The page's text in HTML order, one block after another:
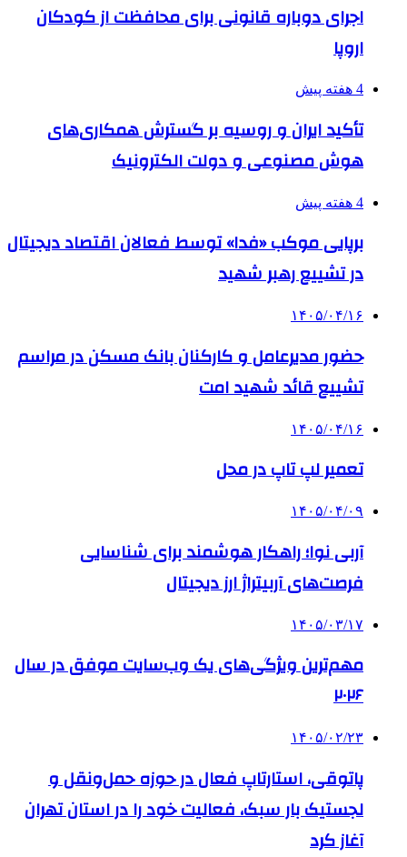
اجرای دوباره قانونی برای محافظت از کودکان
اروپا
4 هفته پیش
تأکید ایران و روسیه بر گسترش همکاری‌های
هوش مصنوعی و دولت الکترونیک
4 هفته پیش
برپایی موکب «فدا» توسط فعالان اقتصاد دیجیتال
در تشییع رهبر شهید
۱۴۰۵/۰۴/۱۶
حضور مدیرعامل و کارکنان بانک مسکن در مراسم
تشییع قائد شهید امت
۱۴۰۵/۰۴/۱۶
تعمیر لپ تاپ در محل
۱۴۰۵/۰۴/۰۹
آربی نوا؛ راهکار هوشمند برای شناسایی
فرصت‌های آربیتراژ ارز دیجیتال
۱۴۰۵/۰۳/۱۷
مهم‌ترین ویژگی‌های یک وب‌سایت موفق در سال
۲۰۲۶
۱۴۰۵/۰۲/۲۳
پاتوقی، استارتاپ فعال در حوزه حمل‌ونقل و
لجستیک بار سبک، فعالیت خود را در استان تهران
آغاز کرد